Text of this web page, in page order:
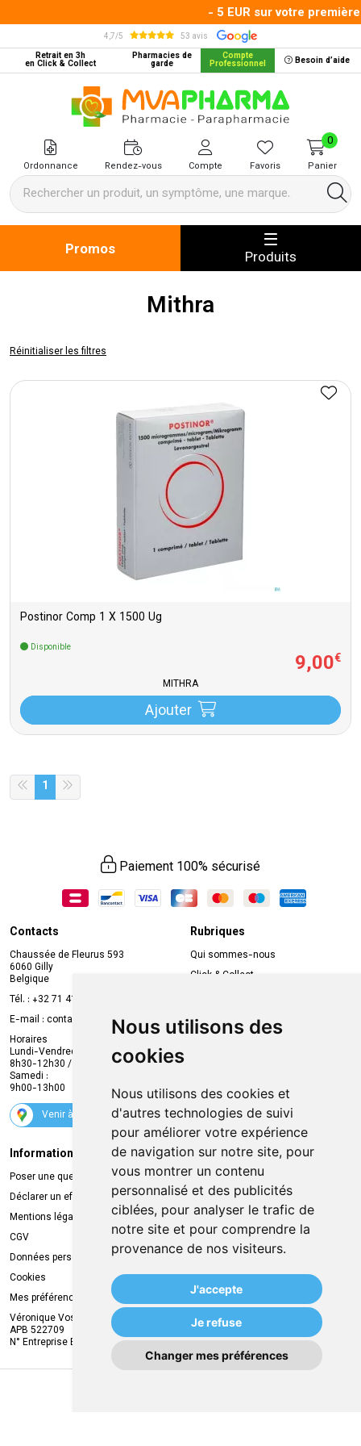
Nous utilisons des
cookies
Nous utilisons des cookies et
d'autres technologies de suivi
pour améliorer votre expérience
de navigation sur notre site, pour
vous montrer un contenu
personnalisé et des publicités
ciblées, pour analyser le trafic de
notre site et pour comprendre la
provenance de nos visiteurs.
J'accepte
Je refuse
Changer mes préférences
- 5 EUR sur votre
4,7/5
53 avis
Retrait en 3h
en Click & Collect
Pharmacies de
garde
Compte
Professionnel Besoin d’aide
MVA Pharma Votre pharmacie
Ordonnance Rendez-vous Compte Favoris Panier
0
Promos Produits
Mithra
Réinitialiser les filtres
Postinor Comp 1 X 1500 Ug
Disponible
9,00€
MITHRA
Ajouter
1
Paiement 100% sécurisé
Contacts
Chaussée de Fleurus 593
6060 Gilly
Belgique
Tél. : +32 71 41 32 10
E-mail : contact
mvapharma.be
Horaires
Lundi-Vendredi :
8h30-12h30 / 13h30-18h30
Samedi :
9h00-13h00
Venir à la pharmacie
Rubriques
Qui sommes-nous
Click & Collect
Compte professionnel
Envoi d’ordonnance
Suivez-nous
Informations légales
Poser une question
Déclarer un effet indésirable
Mentions légales
CGV
Données personnelles
Cookies
Mes préférences Cookies
Véronique Vos
APB 522709
N° Entreprise BE0749.944.612
Livraison
Retrait à la pharmacie
Livraison chez vous
Livraison dans un Point Relais